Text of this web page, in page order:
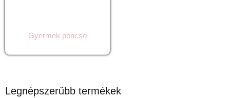
Gyermek poncsó
Legnépszerűbb termékek